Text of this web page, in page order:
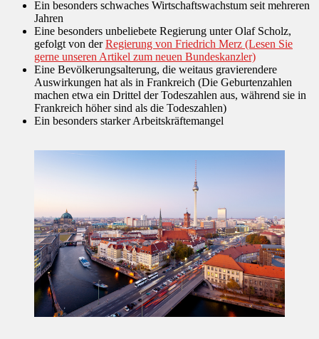
Ein besonders schwaches Wirtschaftswachstum seit mehreren
Jahren
Eine besonders unbeliebete Regierung unter Olaf Scholz,
gefolgt von derRegierung von Friedrich Merz (Lesen Sie
gerne unseren Artikel zum neuen Bundeskanzler)
Eine Bevölkerungsalterung, die weitaus gravierendere
Auswirkungen hat als in Frankreich (Die Geburtenzahlen
machen etwa ein Drittel der Todeszahlen aus, während sie in
Frankreich höher sind als die Todeszahlen)
Ein besonders starker Arbeitskräftemangel